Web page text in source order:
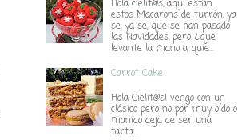
Hola cielit@s, aquí están
estos Macarons de turrón, ya
se, ya se, que se han pasado
las Navidades, pero ¿que
levante la mano a quie...
Carrot Cake
Hola Cielit@s! vengo con un
clásico pero no por muy oído o
manido deja de ser una
tarta...